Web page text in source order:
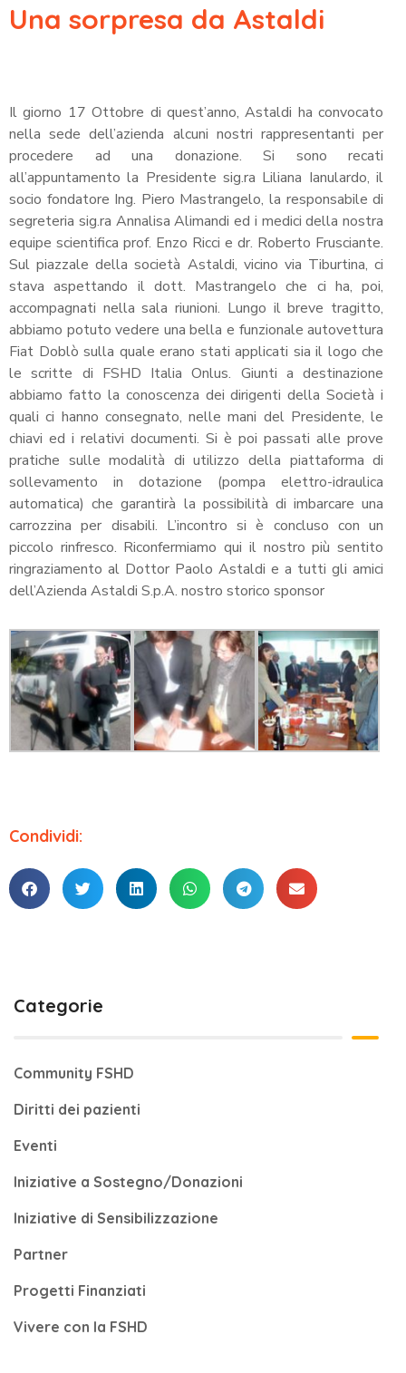
Una sorpresa da Astaldi
Il giorno 17 Ottobre di quest’anno, Astaldi ha convocato
nella sede dell’azienda alcuni nostri rappresentanti per
procedere ad una donazione. Si sono recati
all’appuntamento la Presidente sig.ra Liliana Ianulardo, il
socio fondatore Ing. Piero Mastrangelo, la responsabile di
segreteria sig.ra Annalisa Alimandi ed i medici della nostra
equipe scientifica prof. Enzo Ricci e dr. Roberto Frusciante.
Sul piazzale della società Astaldi, vicino via Tiburtina, ci
stava aspettando il dott. Mastrangelo che ci ha, poi,
accompagnati nella sala riunioni. Lungo il breve tragitto,
abbiamo potuto vedere una bella e funzionale autovettura
Fiat Doblò sulla quale erano stati applicati sia il logo che
le scritte di FSHD Italia Onlus. Giunti a destinazione
abbiamo fatto la conoscenza dei dirigenti della Società i
quali ci hanno consegnato, nelle mani del Presidente, le
chiavi ed i relativi documenti. Si è poi passati alle prove
pratiche sulle modalità di utilizzo della piattaforma di
sollevamento in dotazione (pompa elettro-idraulica
automatica) che garantirà la possibilità di imbarcare una
carrozzina per disabili. L’incontro si è concluso con un
piccolo rinfresco. Riconfermiamo qui il nostro più sentito
ringraziamento al Dottor Paolo Astaldi e a tutti gli amici
dell’Azienda Astaldi S.p.A. nostro storico sponsor
Condividi:
Categorie
Community FSHD
Diritti dei pazienti
Eventi
Iniziative a Sostegno/Donazioni
Iniziative di Sensibilizzazione
Partner
Progetti Finanziati
Vivere con la FSHD